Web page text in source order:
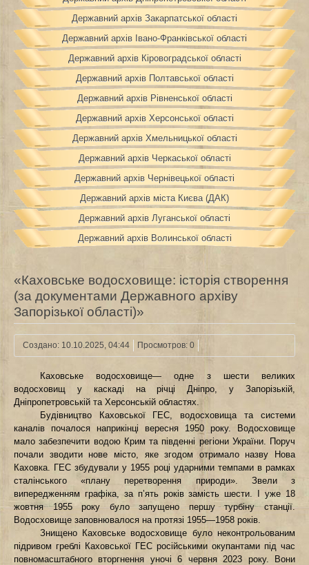
Державний архів Закарпатської області
Державний архів Івано-Франківської області
Державний архів Кіровоградської області
Державний архів Полтавської області
Державний архів Рівненської області
Державний архів Херсонської області
Державний архів Хмельницької області
Державний архів Черкаської області
Державний архів Чернівецької області
Державний архів міста Києва (ДАК)
Державний архів Луганської області
Державний архів Волинської області
«Каховське водосховище: історія створення
(за документами Державного архіву
Запорізької області)»
Создано: 10.10.2025, 04:44 Просмотров: 0
Каховське водосховище— одне з шести великих
водосховищ у каскаді на річці Дніпро, у Запорізькій,
Дніпропетровській та Херсонській областях.
Будівництво Каховської ГЕС, водосховища та системи
каналів почалося наприкінці вересня 1950 року. Водосховище
мало забезпечити водою Крим та південні регіони України. Поруч
почали зводити нове місто, яке згодом отримало назву Нова
Каховка. ГЕС збудували у 1955 році ударними темпами в рамках
сталінського «плану перетворення природи». Звели з
випередженням графіка, за пʼять років замість шести. І уже 18
жовтня 1955 року було запущено першу турбіну станції.
Водосховище заповнювалося на протязі 1955—1958 років.
Знищено Каховське водосховище було неконтрольованим
підривом греблі Каховської ГЕС російськими окупантами під час
повномасштабного вторгнення уночі 6 червня 2023 року. Вони